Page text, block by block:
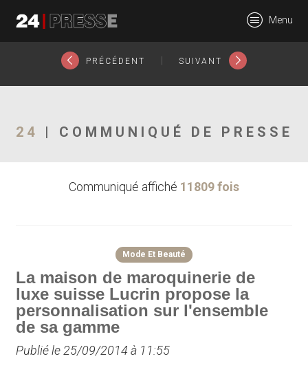
24Presse -
Communiqués de
Menu
PRÉCÉDENT SUIVANT
24 | COMMUNIQUÉ DE PRESSE
Communiqué affiché 11809 fois
Mode Et Beauté
La maison de maroquinerie de
luxe suisse Lucrin propose la
personnalisation sur l'ensemble
de sa gamme
Publié le 25/09/2014 à 11:55